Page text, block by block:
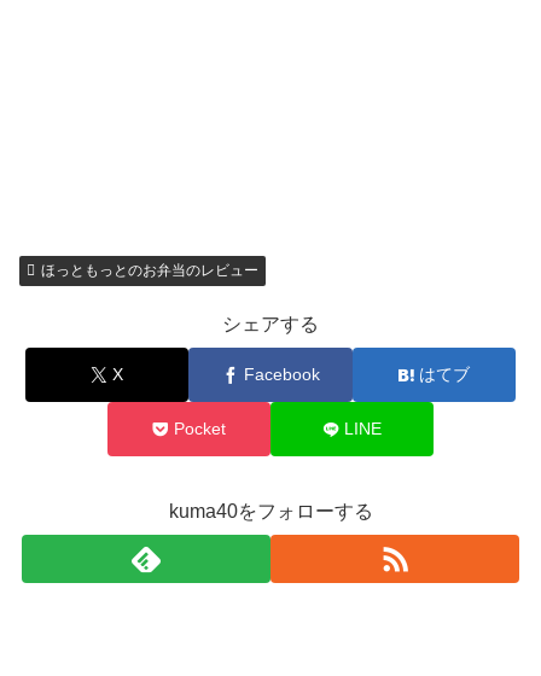
ほっともっとのお弁当のレビュー
シェアする
X Facebook はてブ
Pocket LINE
kuma40をフォローする